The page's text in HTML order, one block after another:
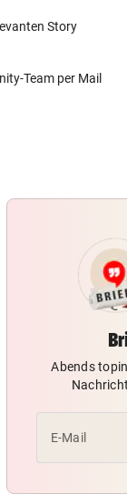
Story
Team per Mail
Abends
E-Mail